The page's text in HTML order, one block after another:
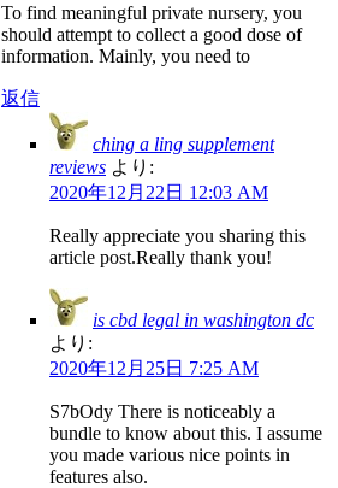
To find meaningful private nursery, you
should attempt to collect a good dose of
information. Mainly, you need to
返信
ching a ling supplement
reviews より:
2020年12月22日 12:03 AM
Really appreciate you sharing this
article post.Really thank you!
is cbd legal in washington dc
より:
2020年12月25日 7:25 AM
S7bOdy There is noticeably a
bundle to know about this. I assume
you made various nice points in
features also.